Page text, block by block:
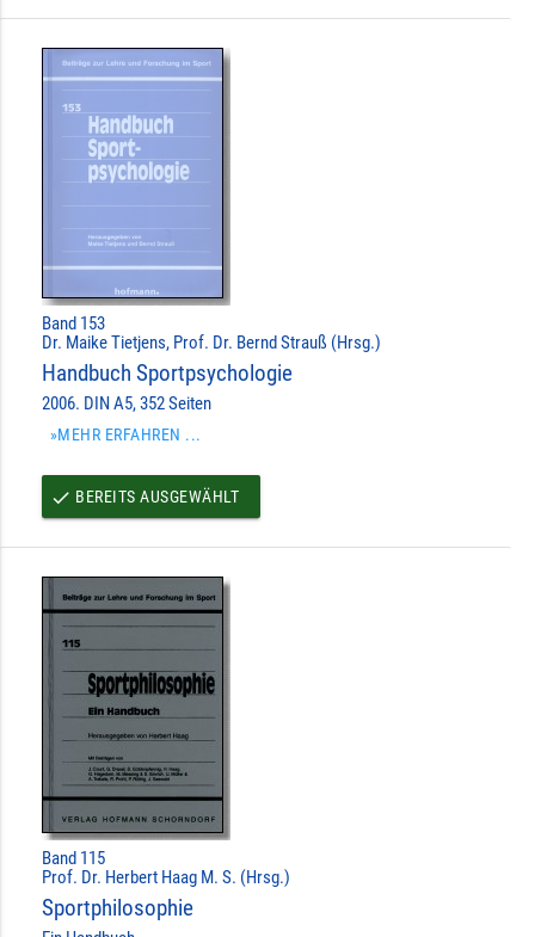
Band 153
Dr. Maike Tietjens, Prof. Dr. Bernd Strauß (Hrsg.)
Handbuch Sportpsychologie
2006. DIN A5, 352 Seiten
»MEHR ERFAHREN ...
done BEREITS AUSGEWÄHLT
Band 115
Prof. Dr. Herbert Haag M. S. (Hrsg.)
Sportphilosophie